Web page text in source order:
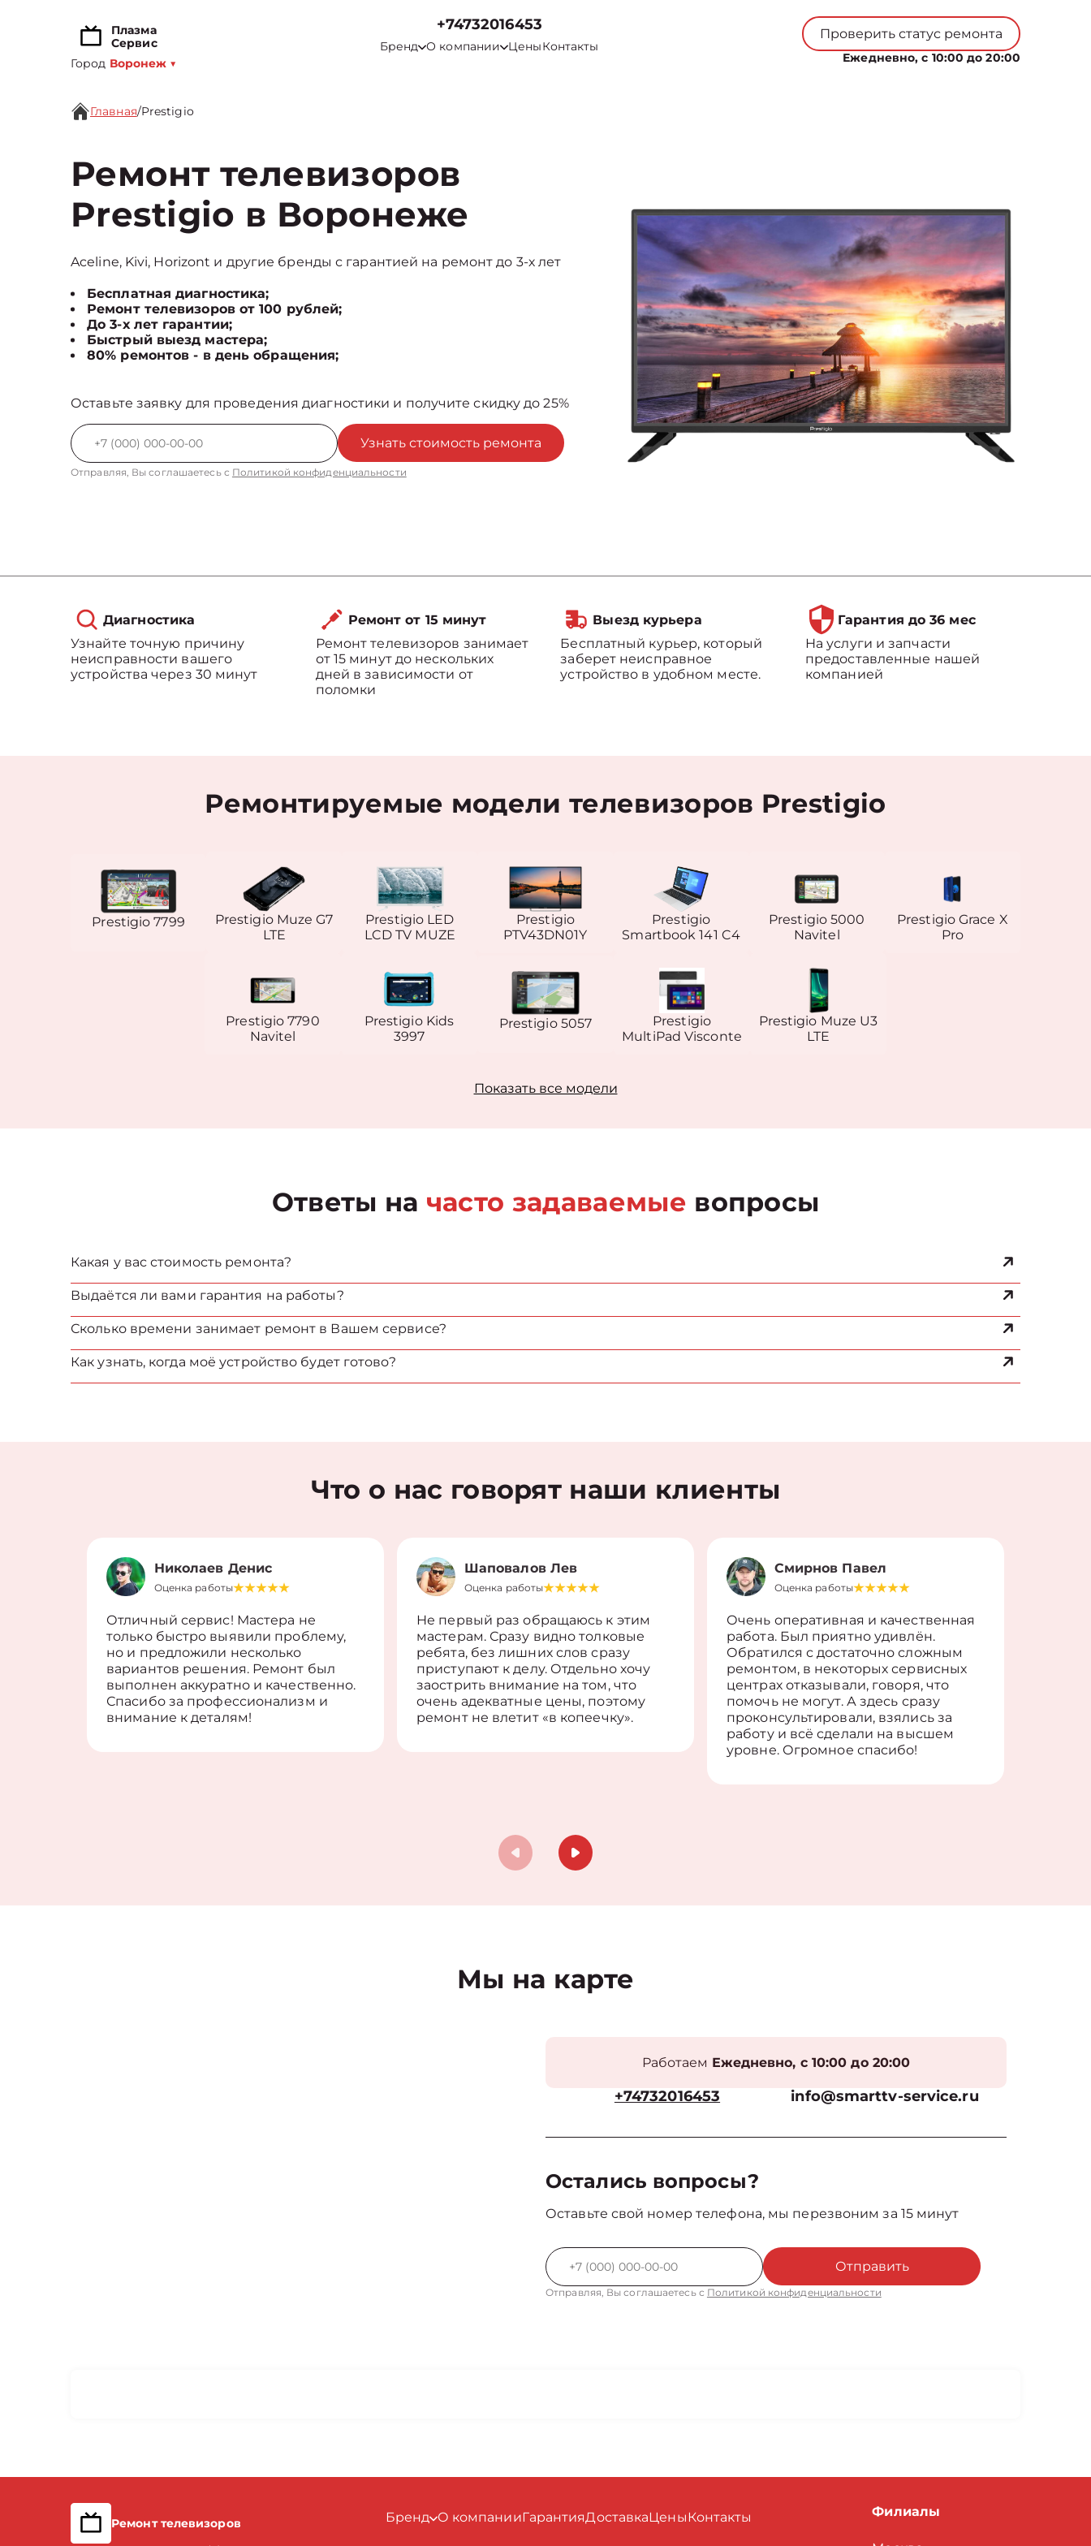
Плазма
Сервис
Город Воронеж ▼
+74732016453
Бренд О компании ЦеныКонтакты
Проверить статус ремонта
Ежедневно, с 10:00 до 20:00
Главная/Prestigio
Ремонт телевизоров
Prestigio в Воронеже
Aceline, Kivi, Horizont и другие бренды с гарантией на ремонт до 3-х лет
Бесплатная диагностика;
Ремонт телевизоров от 100 рублей;
До 3-х лет гарантии;
Быстрый выезд мастера;
80% ремонтов - в день обращения;
Оставьте заявку для проведения диагностики и получите скидку до 25%
Узнать стоимость ремонта
Отправляя, Вы соглашаетесь с Политикой конфиденциальности
Диагностика
Узнайте точную причину
неисправности вашего
устройства через 30 минут
Ремонт от 15 минут
Ремонт телевизоров занимает
от 15 минут до нескольких
дней в зависимости от
поломки
Выезд курьера
Бесплатный курьер, который
заберет неисправное
устройство в удобном месте.
Гарантия до 36 мес
На услуги и запчасти
предоставленные нашей
компанией
Ремонтируемые модели телевизоров Prestigio
Prestigio 7799
Prestigio Muze G7
LTE
Prestigio LED
LCD TV MUZE
Prestigio
PTV43DN01Y
Prestigio
Smartbook 141 C4
Prestigio 5000
Navitel
Prestigio Grace X
Pro
Prestigio 7790
Navitel
Prestigio Kids
3997
Prestigio 5057
Prestigio
MultiPad Visconte
Prestigio Muze U3
LTE
Показать все модели
Ответы на часто задаваемые вопросы
Какая у вас стоимость ремонта?
Выдаётся ли вами гарантия на работы?
Сколько времени занимает ремонт в Вашем сервисе?
Как узнать, когда моё устройство будет готово?
Что о нас говорят наши клиенты
Николаев Денис
Оценка работы
Отличный сервис! Мастера не
только быстро выявили проблему,
но и предложили несколько
вариантов решения. Ремонт был
выполнен аккуратно и качественно.
Спасибо за профессионализм и
внимание к деталям!
Шаповалов Лев
Оценка работы
Не первый раз обращаюсь к этим
мастерам. Сразу видно толковые
ребята, без лишних слов сразу
приступают к делу. Отдельно хочу
заострить внимание на том, что
очень адекватные цены, поэтому
ремонт не влетит «в копеечку».
Смирнов Павел
Оценка работы
Очень оперативная и качественная
работа. Был приятно удивлён.
Обратился с достаточно сложным
ремонтом, в некоторых сервисных
центрах отказывали, говоря, что
помочь не могут. А здесь сразу
проконсультировали, взялись за
работу и всё сделали на высшем
уровне. Огромное спасибо!
Мы на карте
Работаем Ежедневно, с 10:00 до 20:00
+74732016453 info@smarttv-service.ru
Остались вопросы?
Оставьте свой номер телефона, мы перезвоним за 15 минут
Отправить
Отправляя, Вы соглашаетесь с Политикой конфиденциальности
Ремонт телевизоров
Бренд О компанииГарантияДоставкаЦены Контакты Филиалы